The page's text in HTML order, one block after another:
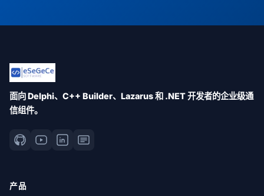
面向 Delphi、C++ Builder、Lazarus 和 .NET 开发者的企业级通
信组件。
产品